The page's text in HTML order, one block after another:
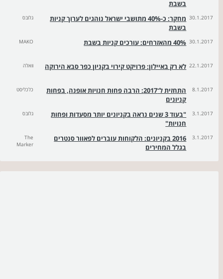
בשבת
30.1.2017
מחקר: כ-40% מתושבי ישראל נוהגים לערוך קניות
בשבת
גלובס
30.1.2017 40% מהאזרחים: עורכים קניות בשבת MAKO
22.1.2017 לא רק באיילון: פרויקט קירוי בקניון כפר סבא הירוקה וואלה
8.1.2017
התחזית ל־2017: הרבה פחות חנויות אופנה, בפחות
קניונים
כלכליסט
3.1.2017
"בעוד 3 שנים נראה בקניונים יותר מסעדות ופחות
חנויות"
גלובס
3.1.2017
2016 בקניונים: הלקוחות עוברים לפאוור סנטרים
בגלל המחירים
The
Marker